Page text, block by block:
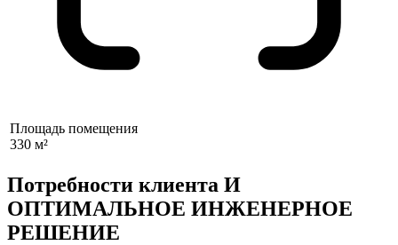
Площадь помещения
330 м²
Потребности клиента И
ОПТИМАЛЬНОЕ ИНЖЕНЕРНОЕ
РЕШЕНИЕ